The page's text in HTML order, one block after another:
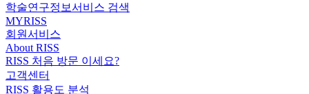
학술연구정보서비스 검색
MYRISS
회원서비스
About RISS
RISS 처음 방문 이세요?
고객센터
RISS 활용도 분석